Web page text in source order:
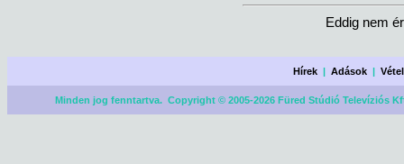
Eddig nem
Hírek |Adások |
Minden jog fenntartva. Copyright © 2005-2026 Füred Stúdió Televíziós